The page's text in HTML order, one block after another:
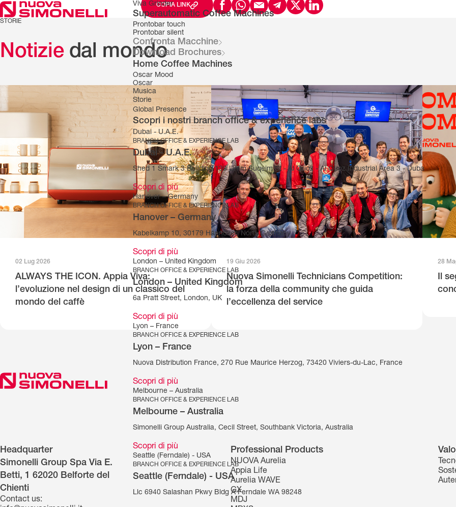
Viva Grinder
Superautomatic Coffee Machines
Prontobar touch
Prontobar silent
Confronta Macchine
Download Brochures
Home Coffee Machines
Oscar Mood
Oscar
Musica
Storie
Global Presence
Scopri i nostri branch office & experience labs
Dubai - U.A.E.
BRANCH OFFICE & EXPERIENCE LAB
Dubai - U.A.E.
Shed 1 Smark 3 Building 139 Umm Suqeim St - Al Quoz - Al Quoz Industrial Area 3 - Duba
Scopri di più
Hanover – Germany
BRANCH OFFICE & EXPERIENCE LAB
Hanover – Germany
Kabelkamp 10, 30179 Hannover, Nord, Germany
Scopri di più
London – United Kingdom
BRANCH OFFICE & EXPERIENCE LAB
London – United Kingdom
6a Pratt Street, London, UK
Scopri di più
Lyon – France
BRANCH OFFICE & EXPERIENCE LAB
Lyon – France
Nuova Distribution France, 270 Rue Maurice Herzog, 73420 Viviers-du-Lac, France
Scopri di più
Melbourne – Australia
BRANCH OFFICE & EXPERIENCE LAB
Melbourne – Australia
Simonelli Group Australia, Cecil Street, Southbank Victoria, Australia
Scopri di più
Seattle (Ferndale) - USA
BRANCH OFFICE & EXPERIENCE LAB
Seattle (Ferndale) - USA
Llc 6940 Salashan Pkwy Bldg A Ferndale WA 98248
COPIA LINK
STORIE
Notiziedal mondo
02 Lug 2026
ALWAYS THE ICON. Appia Viva:
l’evoluzione nel design di un classico del
mondo del caffè
19 Giu 2026
Nuova Simonelli Technicians Competition:
la forza della community che guida
l’eccellenza del service
28
Il
Headquarter
Simonelli Group Spa Via E.
Betti, 1 62020 Belforte del
Chienti
Contact us:
Professional Products
NUOVA Aurelia
Appia Life
Aurelia WAVE
GX
MDJ